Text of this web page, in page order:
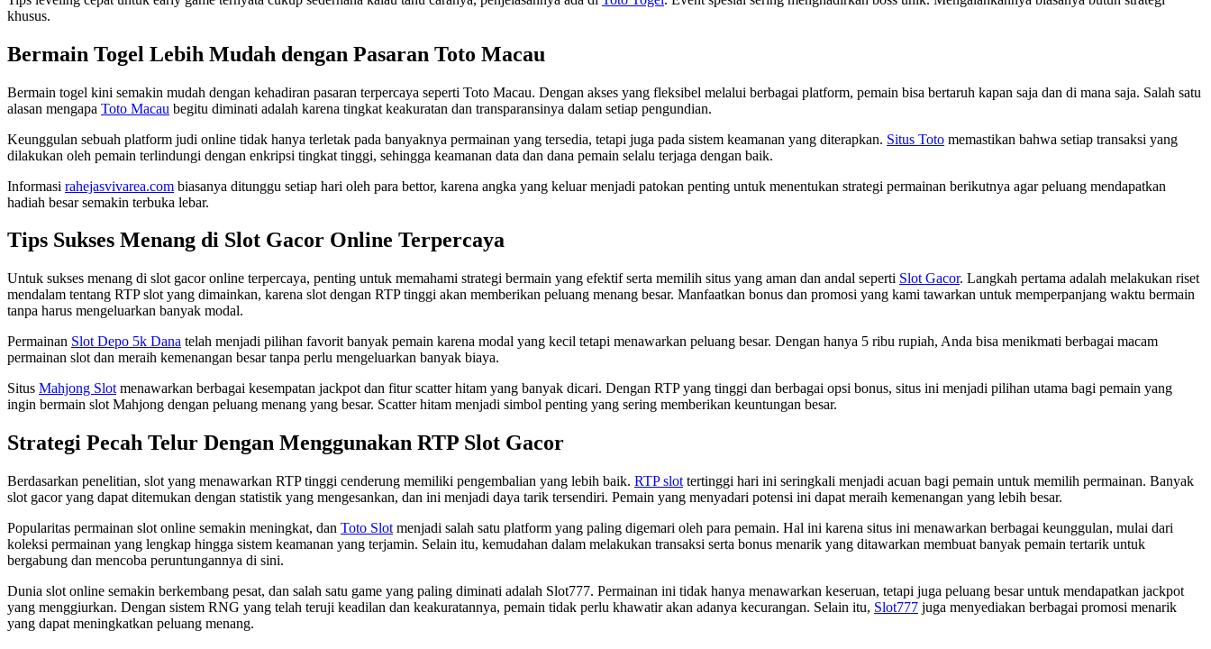
khusus.
Bermain Togel Lebih Mudah dengan Pasaran Toto Macau
Bermain togel kini semakin mudah dengan kehadiran pasaran terpercaya seperti Toto Macau. Dengan akses yang fleksibel melalui berbagai platform, pemain bisa bertaruh kapan saja dan di mana saja. Salah satu
alasan mengapa Toto Macau begitu diminati adalah karena tingkat keakuratan dan transparansinya dalam setiap pengundian.
Keunggulan sebuah platform judi online tidak hanya terletak pada banyaknya permainan yang tersedia, tetapi juga pada sistem keamanan yang diterapkan. Situs Toto memastikan bahwa setiap transaksi yang
dilakukan oleh pemain terlindungi dengan enkripsi tingkat tinggi, sehingga keamanan data dan dana pemain selalu terjaga dengan baik.
Informasi rahejasvivarea.com biasanya ditunggu setiap hari oleh para bettor, karena angka yang keluar menjadi patokan penting untuk menentukan strategi permainan berikutnya agar peluang mendapatkan
hadiah besar semakin terbuka lebar.
Tips Sukses Menang di Slot Gacor Online Terpercaya
Untuk sukses menang di slot gacor online terpercaya, penting untuk memahami strategi bermain yang efektif serta memilih situs yang aman dan andal seperti Slot Gacor. Langkah pertama adalah melakukan riset
mendalam tentang RTP slot yang dimainkan, karena slot dengan RTP tinggi akan memberikan peluang menang besar. Manfaatkan bonus dan promosi yang kami tawarkan untuk memperpanjang waktu bermain
tanpa harus mengeluarkan banyak modal.
Permainan Slot Depo 5k Dana telah menjadi pilihan favorit banyak pemain karena modal yang kecil tetapi menawarkan peluang besar. Dengan hanya 5 ribu rupiah, Anda bisa menikmati berbagai macam
permainan slot dan meraih kemenangan besar tanpa perlu mengeluarkan banyak biaya.
Situs Mahjong Slot menawarkan berbagai kesempatan jackpot dan fitur scatter hitam yang banyak dicari. Dengan RTP yang tinggi dan berbagai opsi bonus, situs ini menjadi pilihan utama bagi pemain yang
ingin bermain slot Mahjong dengan peluang menang yang besar. Scatter hitam menjadi simbol penting yang sering memberikan keuntungan besar.
Strategi Pecah Telur Dengan Menggunakan RTP Slot Gacor
Berdasarkan penelitian, slot yang menawarkan RTP tinggi cenderung memiliki pengembalian yang lebih baik. RTP slot tertinggi hari ini seringkali menjadi acuan bagi pemain untuk memilih permainan. Banyak
slot gacor yang dapat ditemukan dengan statistik yang mengesankan, dan ini menjadi daya tarik tersendiri. Pemain yang menyadari potensi ini dapat meraih kemenangan yang lebih besar.
Popularitas permainan slot online semakin meningkat, dan Toto Slot menjadi salah satu platform yang paling digemari oleh para pemain. Hal ini karena situs ini menawarkan berbagai keunggulan, mulai dari
koleksi permainan yang lengkap hingga sistem keamanan yang terjamin. Selain itu, kemudahan dalam melakukan transaksi serta bonus menarik yang ditawarkan membuat banyak pemain tertarik untuk
bergabung dan mencoba peruntungannya di sini.
Dunia slot online semakin berkembang pesat, dan salah satu game yang paling diminati adalah Slot777. Permainan ini tidak hanya menawarkan keseruan, tetapi juga peluang besar untuk mendapatkan jackpot
yang menggiurkan. Dengan sistem RNG yang telah teruji keadilan dan keakuratannya, pemain tidak perlu khawatir akan adanya kecurangan. Selain itu, Slot777 juga menyediakan berbagai promosi menarik
yang dapat meningkatkan peluang menang.